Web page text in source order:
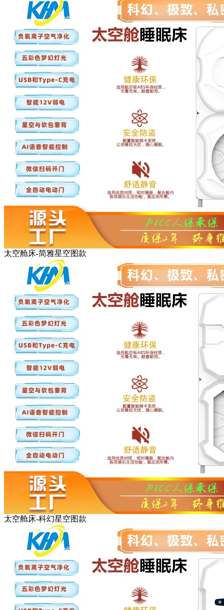
太空舱床-简雅星空图款
太空舱床-科幻星空图款